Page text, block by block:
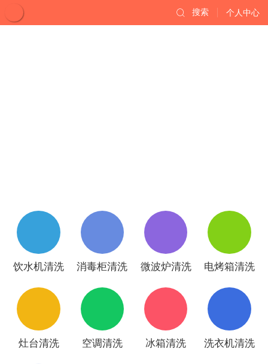
个人中心
搜索
饮水机清洗 消毒柜清洗 微波炉清洗 电烤箱清洗
灶台清洗 空调清洗 冰箱清洗 洗衣机清洗